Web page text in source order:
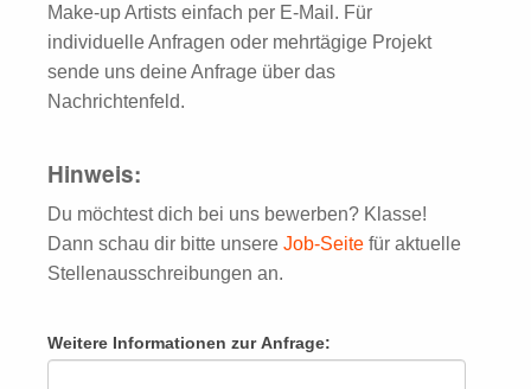
Make-up Artists einfach per E-Mail. Für
individuelle Anfragen oder mehrtägige Projekt
sende uns deine Anfrage über das
Nachrichtenfeld.
Hinweis:
Du möchtest dich bei uns bewerben? Klasse!
Dann schau dir bitte unsere Job-Seite für aktuelle
Stellenausschreibungen an.
Weitere Informationen zur Anfrage: